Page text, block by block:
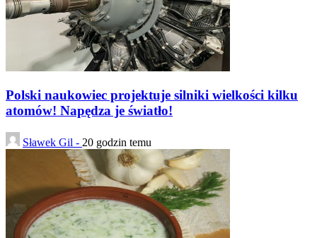
Polski naukowiec projektuje silniki wielkości kilku
atomów! Napędza je światło!
Sławek Gil - 20 godzin temu